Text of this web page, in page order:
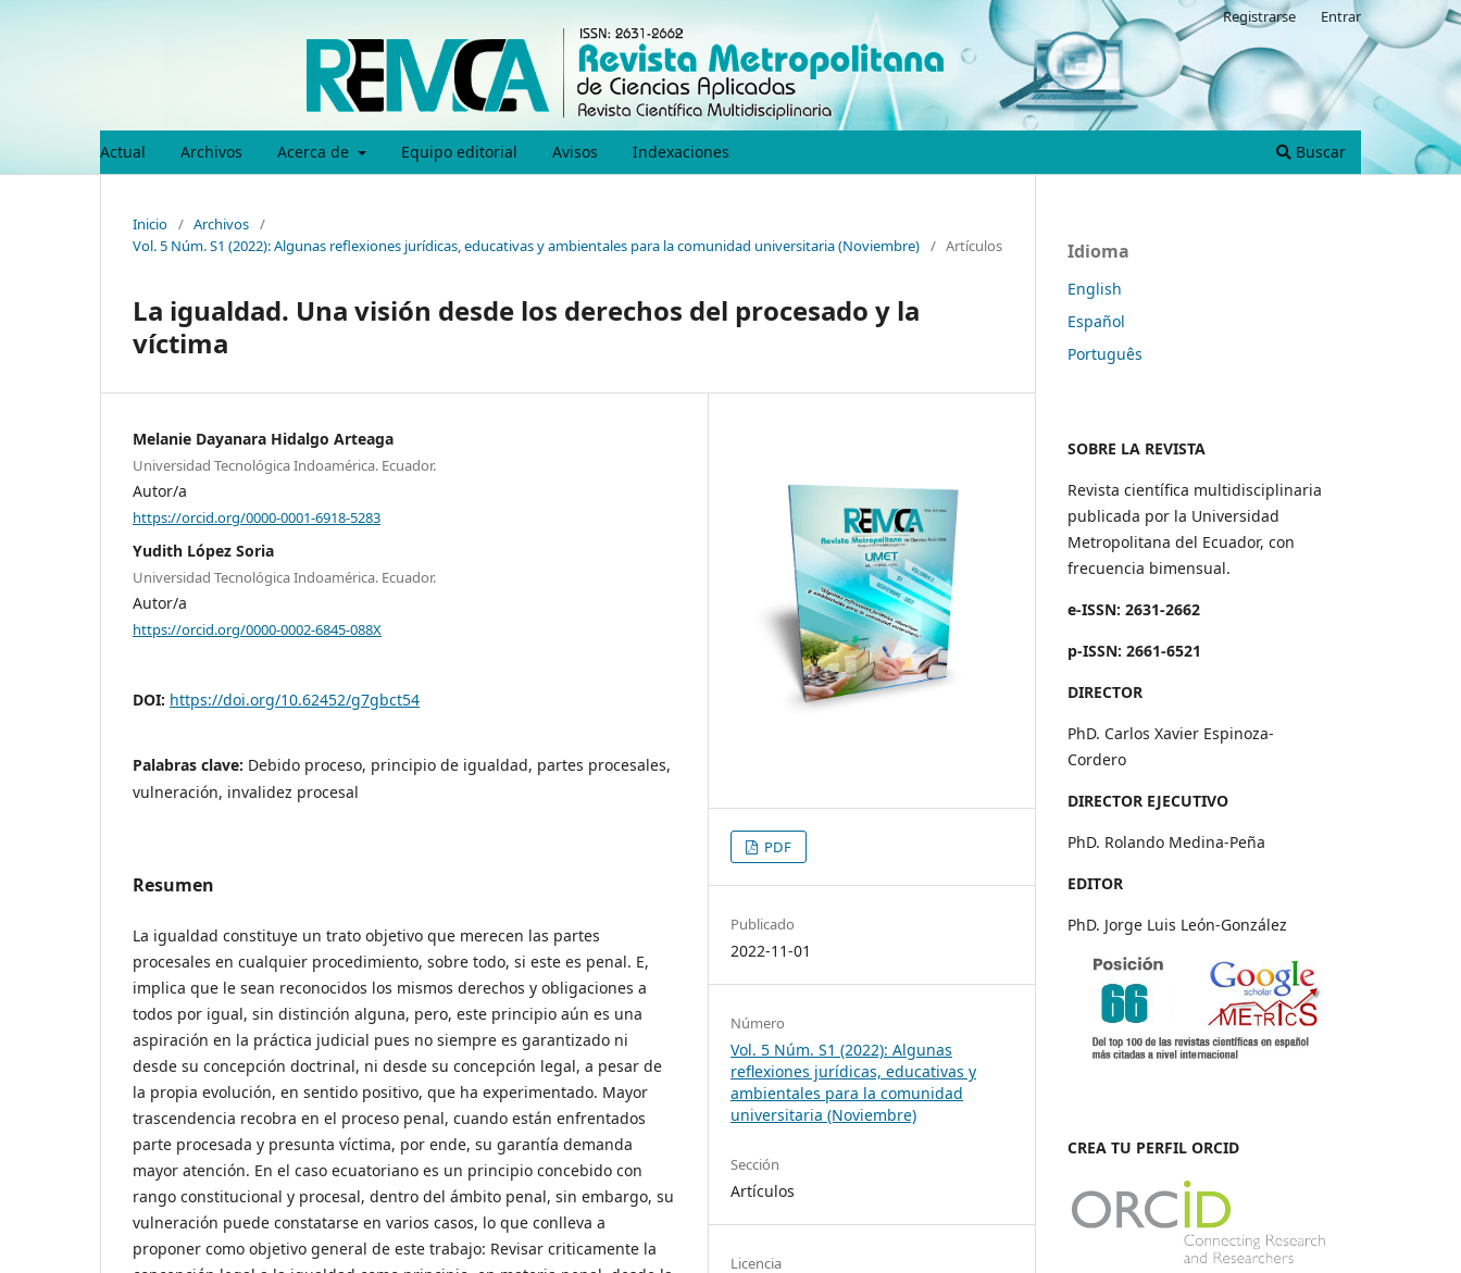
Actual Archivos Acerca de Equipo editorial Avisos Indexaciones Buscar
Registrarse Entrar
Inicio / Archivos /
Vol. 5 Núm. S1 (2022): Algunas reflexiones jurídicas, educativas y ambientales para la comunidad universitaria (Noviembre) / Artículos
La igualdad. Una visión desde los derechos del procesado y la
víctima
Melanie Dayanara Hidalgo Arteaga
Universidad Tecnológica Indoamérica. Ecuador.
Autor/a
https://orcid.org/0000-0001-6918-5283
Yudith López Soria
Universidad Tecnológica Indoamérica. Ecuador.
Autor/a
https://orcid.org/0000-0002-6845-088X
DOI: https://doi.org/10.62452/g7gbct54
Palabras clave: Debido proceso, principio de igualdad, partes procesales,
vulneración, invalidez procesal
Resumen
La igualdad constituye un trato objetivo que merecen las partes
procesales en cualquier procedimiento, sobre todo, si este es penal. E,
implica que le sean reconocidos los mismos derechos y obligaciones a
todos por igual, sin distinción alguna, pero, este principio aún es una
aspiración en la práctica judicial pues no siempre es garantizado ni
desde su concepción doctrinal, ni desde su concepción legal, a pesar de
la propia evolución, en sentido positivo, que ha experimentado. Mayor
trascendencia recobra en el proceso penal, cuando están enfrentados
parte procesada y presunta víctima, por ende, su garantía demanda
mayor atención. En el caso ecuatoriano es un principio concebido con
rango constitucional y procesal, dentro del ámbito penal, sin embargo, su
vulneración puede constatarse en varios casos, lo que conlleva a
proponer como objetivo general de este trabajo: Revisar criticamente la
PDF
Publicado
2022-11-01
Número
Vol. 5 Núm. S1 (2022): Algunas
reflexiones jurídicas, educativas y
ambientales para la comunidad
universitaria (Noviembre)
Sección
Artículos
Licencia
Idioma
English
Español
Português
SOBRE LA REVISTA
Revista científica multidisciplinaria
publicada por la Universidad
Metropolitana del Ecuador, con
frecuencia bimensual.
e-ISSN: 2631-2662
p-ISSN: 2661-6521
DIRECTOR
PhD. Carlos Xavier Espinoza-
Cordero
DIRECTOR EJECUTIVO
PhD. Rolando Medina-Peña
EDITOR
PhD. Jorge Luis León-González
CREA TU PERFIL ORCID